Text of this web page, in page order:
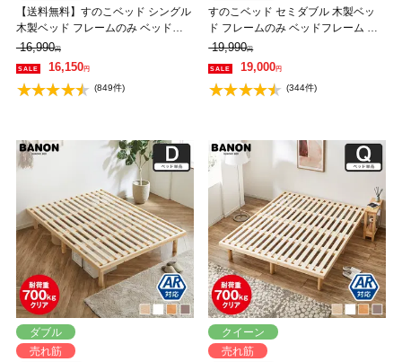
【送料無料】すのこベッド シングル
木製ベッド フレームのみ ベッドフ
レーム ローベッド 高さ調整 組立簡
単 ヘッドレス 一人暮らし 北欧 低ホ
ルムアルデヒド バノン【AR】
16,990円
16,150円
(849件)
すのこベッド セミダブル 木製ベッ
ド フレームのみ ベッドフレーム ロ
ーベッド 高さ調整 組立簡単 ヘッド
レス 一人暮らし 北欧 低ホルムアル
デヒド バノン【AR】 【大型家具配
送】
19,990円
19,000円
(344件)
ダブル
売れ筋
クイーン
売れ筋